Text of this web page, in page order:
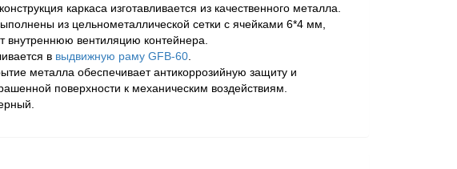
каркаса изготавливается из качественного металла.
из цельнометаллической сетки с ячейками 6*4 мм,
внутреннюю вентиляцию контейнера.
в выдвижную раму GFB-60.
металла обеспечивает антикоррозийную защиту и
поверхности к механическим воздействиям.